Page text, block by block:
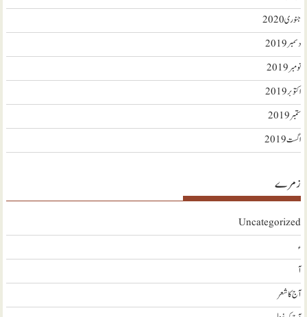
جنوری 2020
دسمبر 2019
نومبر 2019
اکتوبر 2019
ستمبر 2019
اگست 2019
زمرے
Uncategorized
ء
آ
آج کا شعر